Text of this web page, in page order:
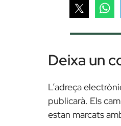
Deixa un
L’adreça
publicarà. Els
estan marcats